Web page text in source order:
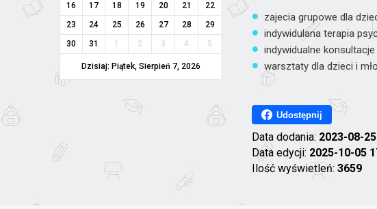
zajecia grupowe dla
indywidulana terapia
indywidualne
warsztaty dla dzieci i
Udostępnij
Data dodania: 2023-08-
Data edycji: 2025-10-05
Ilość wyświetleń: 3659
16
17 18 19 20 21
22
23
24 25 26 27 28
29
30
31 1 2 3 4 5
Dzisiaj: Piątek, Sierpień 7, 2026